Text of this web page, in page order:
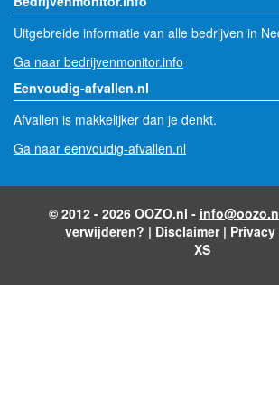
Uitgebreide informatie van alle bedrijven in
Ga naar bedrijvenmonitor.info
Eenvoudig-afvallen.nl
Afvallen is makkelijker dan je denkt.
Ga naar eenvoudig-afvallen.nl
© 2012 - 2026 OOZO.nl -
verwijderen? | Disclaimer|
XS